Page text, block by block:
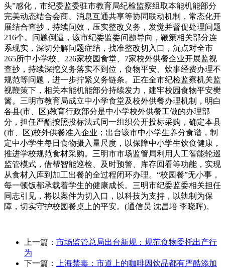
头”感化，市纪委监委驻市教育局纪检监察组取本能机能部分
完美动态结合会商、消息互通共享等协同联动机制，常态化开
展结合查抄，持续问效，压实整改义务，发觉并督促处理问题
216个。问题倒逼，该市纪委监委问题导向，鞭策相关部分连
系现实，深切分解问题症结，找准整改切入口，沉点对全市
265所中小学校、226家校园食堂、7家校外供餐企业开展监视
查抄，持续深挖义务落实不到位，食物平安、炊事经费办理不
规范等问题，进一步拧紧义务链条。正在全市纪检监察机关监
视鞭策下，相关本能机能部分持续发力，建牢校园食物平安樊
篱。三明市教育局成立中小学食堂及校外供餐办理机制，明白
各县(市、区)教育行政部分是中小学校外供餐工做的办理部
分，担任严酷按照投标法式同一组织公开投标采购，确定本县
(市、区)校外供餐准入企业；出台该市中小学生养分食谱，制
定中小学生每日食物摄入量尺度，以保障中小学生饮食健康，
推进学校规范食材采购。三明市市场监管局利用人工智能轮巡
监管模式，借帮智能巡检、及时预警、库存回看等功能，实现
从食材入库到加工出餐的全过程闭环办理。“校园餐”无小事，
每一顿饭都承载着学生的健康成长。三明市纪委监委相关担任
同志引见，将以案件为切入口，以科技为支持，以轨制为保
障，切实守护校园餐桌上的平安。(通信员 沈昌培 李晓晖)。
上一篇： 市场监管总局出台新规：规范食物委托出产行
为
下一篇：
上海禁毒：市道上的咖啡因饮品都有严酷添加